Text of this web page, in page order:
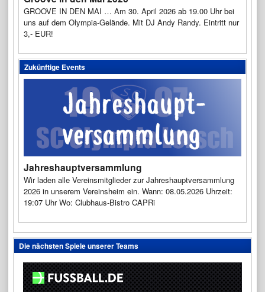
GROOVE IN DEN MAI … Am 30. April 2026 ab 19.00 Uhr bei
uns auf dem Olympia-Gelände. Mit DJ Andy Randy. Eintritt nur
3,- EUR!
Zukünftige Events
Jahreshauptversammlung
Wir laden alle Vereinsmitglieder zur Jahreshauptversammlung
2026 in unserem Vereinsheim ein. Wann: 08.05.2026 Uhrzeit:
19:07 Uhr Wo: Clubhaus-Bistro CAPRi
Die nächsten Spiele unserer Teams